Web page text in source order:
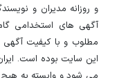
و روزانه مدیران و
آگهی های استخدامی
مطلوب و با کیفیت آگهی
این سایت بوده است.